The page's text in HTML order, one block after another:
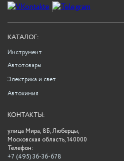
КАТАЛОГ:
Инструмент
Автотовары
Электрика и свет
Автохимия
КОНТАКТЫ:
улица Мира, 8Б, Люберцы,
Московская область, 140000
Телефон:
+7 (495) 36-36-678